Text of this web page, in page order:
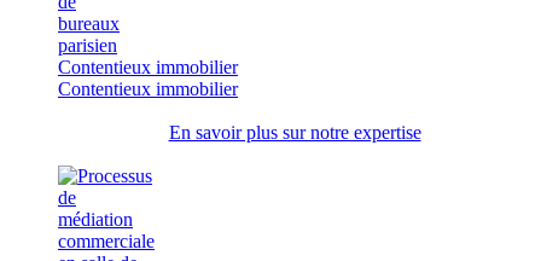
Contentieux immobilier
Contentieux immobilier
En savoir plus sur notre expertise